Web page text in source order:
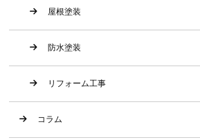
屋根塗装
防水塗装
リフォーム工事
コラム